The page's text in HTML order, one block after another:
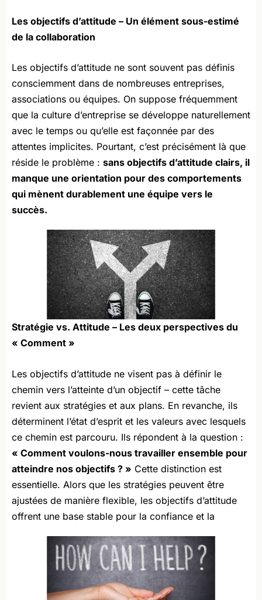
Les objectifs d’attitude – Un élément sous-estimé
de la collaboration
Les objectifs d’attitude ne sont souvent pas définis
consciemment dans de nombreuses entreprises,
associations ou équipes. On suppose fréquemment
que la culture d’entreprise se développe naturellement
avec le temps ou qu’elle est façonnée par des
attentes implicites. Pourtant, c’est précisément là que
réside le problème : sans objectifs d’attitude clairs, il
manque une orientation pour des comportements
qui mènent durablement une équipe vers le
succès.
Stratégie vs. Attitude – Les deux perspectives du
« Comment »
Les objectifs d’attitude ne visent pas à définir le
chemin vers l’atteinte d’un objectif – cette tâche
revient aux stratégies et aux plans. En revanche, ils
déterminent l’état d’esprit et les valeurs avec lesquels
ce chemin est parcouru. Ils répondent à la question :
« Comment voulons-nous travailler ensemble pour
atteindre nos objectifs ? » Cette distinction est
essentielle. Alors que les stratégies peuvent être
ajustées de manière flexible, les objectifs d’attitude
offrent une base stable pour la confiance et la